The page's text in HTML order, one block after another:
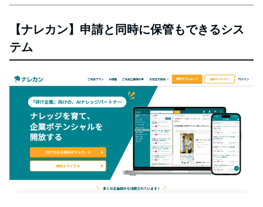
【ナレカン】申請と同時に保管もできるシス
テム